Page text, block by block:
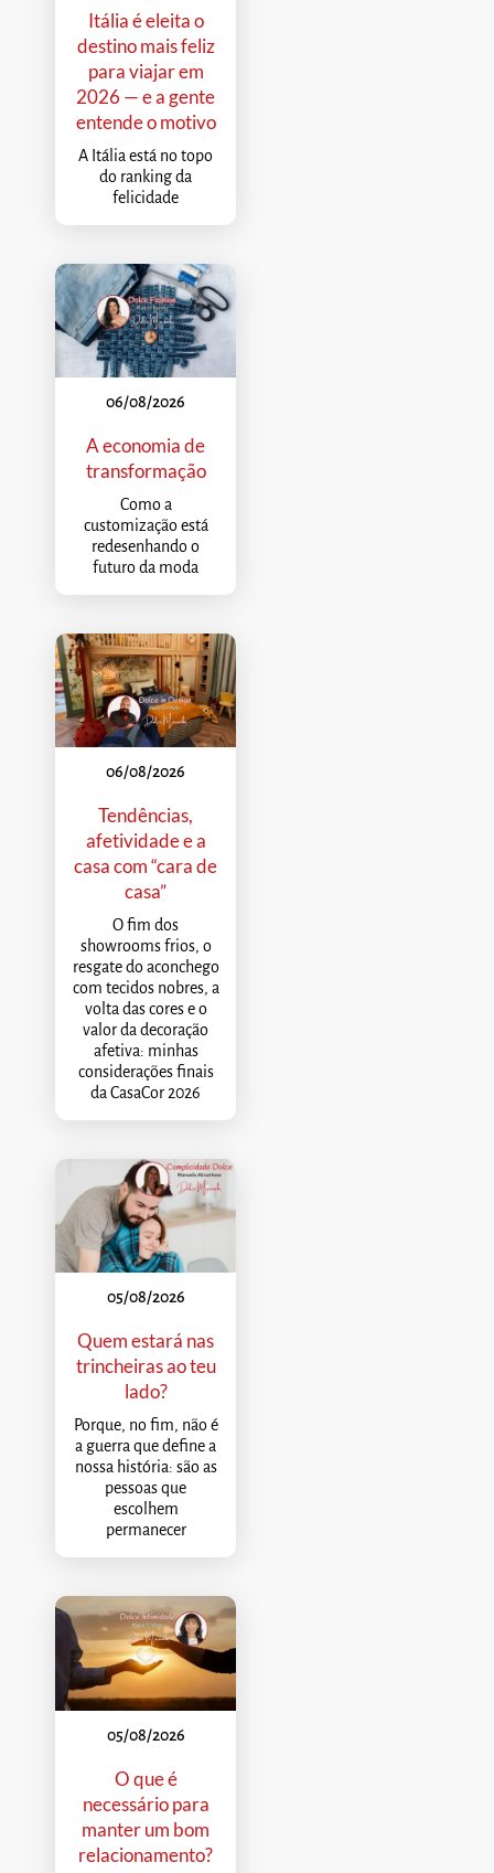
Itália é eleita o
destino mais feliz
para viajar em
2026 — e a gente
entende o motivo
A Itália está no topo
do ranking da
felicidade
06/08/2026
A economia de
transformação
Como a
customização está
redesenhando o
futuro da moda
06/08/2026
Tendências,
afetividade e a
casa com “cara de
casa”
O fim dos
showrooms frios, o
resgate do aconchego
com tecidos nobres, a
volta das cores e o
valor da decoração
afetiva: minhas
considerações finais
da CasaCor 2026
05/08/2026
Quem estará nas
trincheiras ao teu
lado?
Porque, no fim, não é
a guerra que define a
nossa história: são as
pessoas que
escolhem
permanecer
05/08/2026
O que é
necessário para
manter um bom
relacionamento?